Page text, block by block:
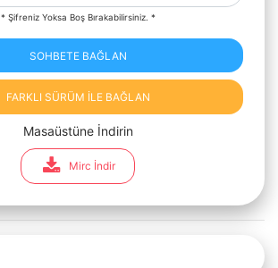
* Şifreniz Yoksa Boş Bırakabilirsiniz. *
SOHBETE BAĞLAN
FARKLI SÜRÜM İLE BAĞLAN
Masaüstüne İndirin
Mirc İndir